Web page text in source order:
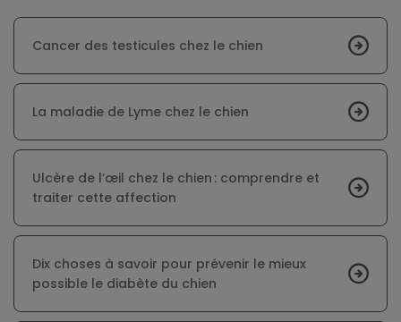
Cancer des testicules chez le chien
La maladie de Lyme chez le chien
Ulcère de l’œil chez le chien : comprendre et
traiter cette affection
Dix choses à savoir pour prévenir le mieux
possible le diabète du chien